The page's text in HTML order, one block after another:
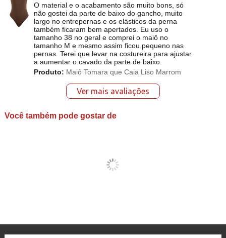
O material e o acabamento são muito bons, só
não gostei da parte de baixo do gancho, muito
largo no entrepernas e os elásticos da perna
também ficaram bem apertados. Eu uso o
tamanho 38 no geral e comprei o maiô no
tamanho M e mesmo assim ficou pequeno nas
pernas. Terei que levar na costureira para ajustar
a aumentar o cavado da parte de baixo.
Produto: Maiô Tomara que Caia Liso Marrom
Ver mais avaliações
Você também pode gostar de